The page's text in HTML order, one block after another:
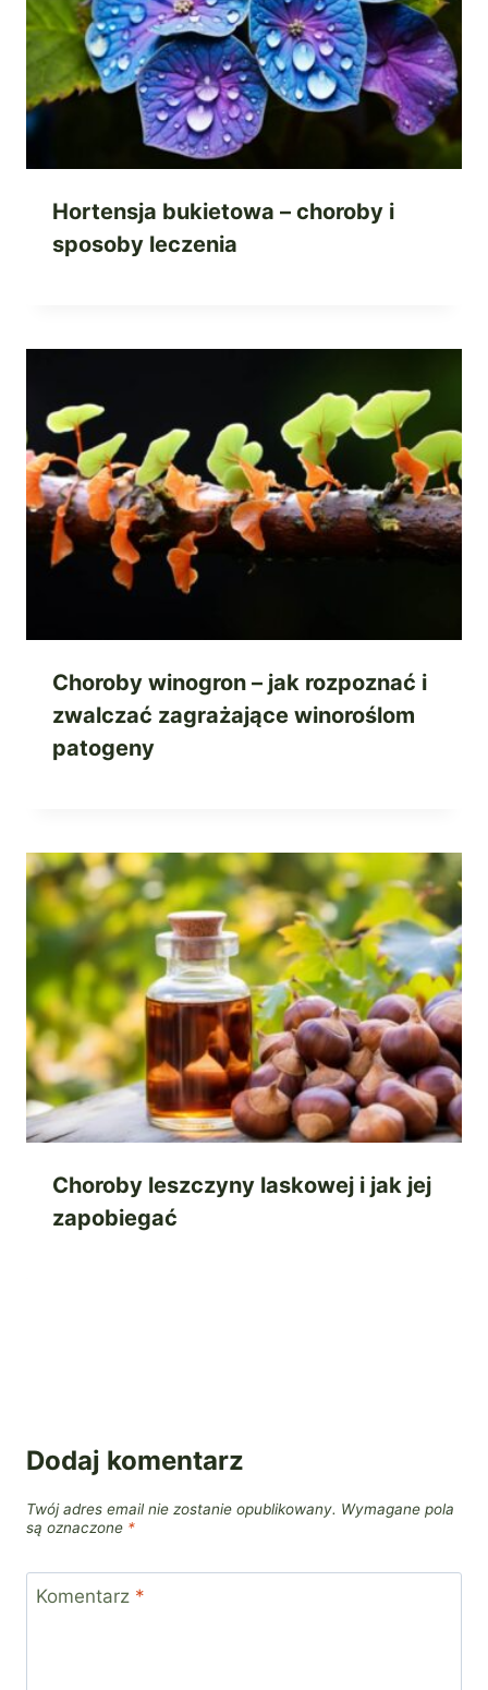
Hortensja bukietowa – choroby i
sposoby leczenia
Choroby winogron – jak rozpoznać i
zwalczać zagrażające winoroślom
patogeny
Choroby leszczyny laskowej i jak jej
zapobiegać
Dodaj komentarz
Twój adres email nie zostanie opublikowany. Wymagane pola
są oznaczone *
Komentarz *